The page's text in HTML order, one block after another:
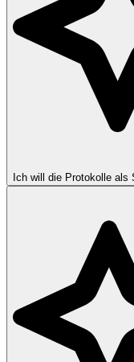
Ich will die Protokolle